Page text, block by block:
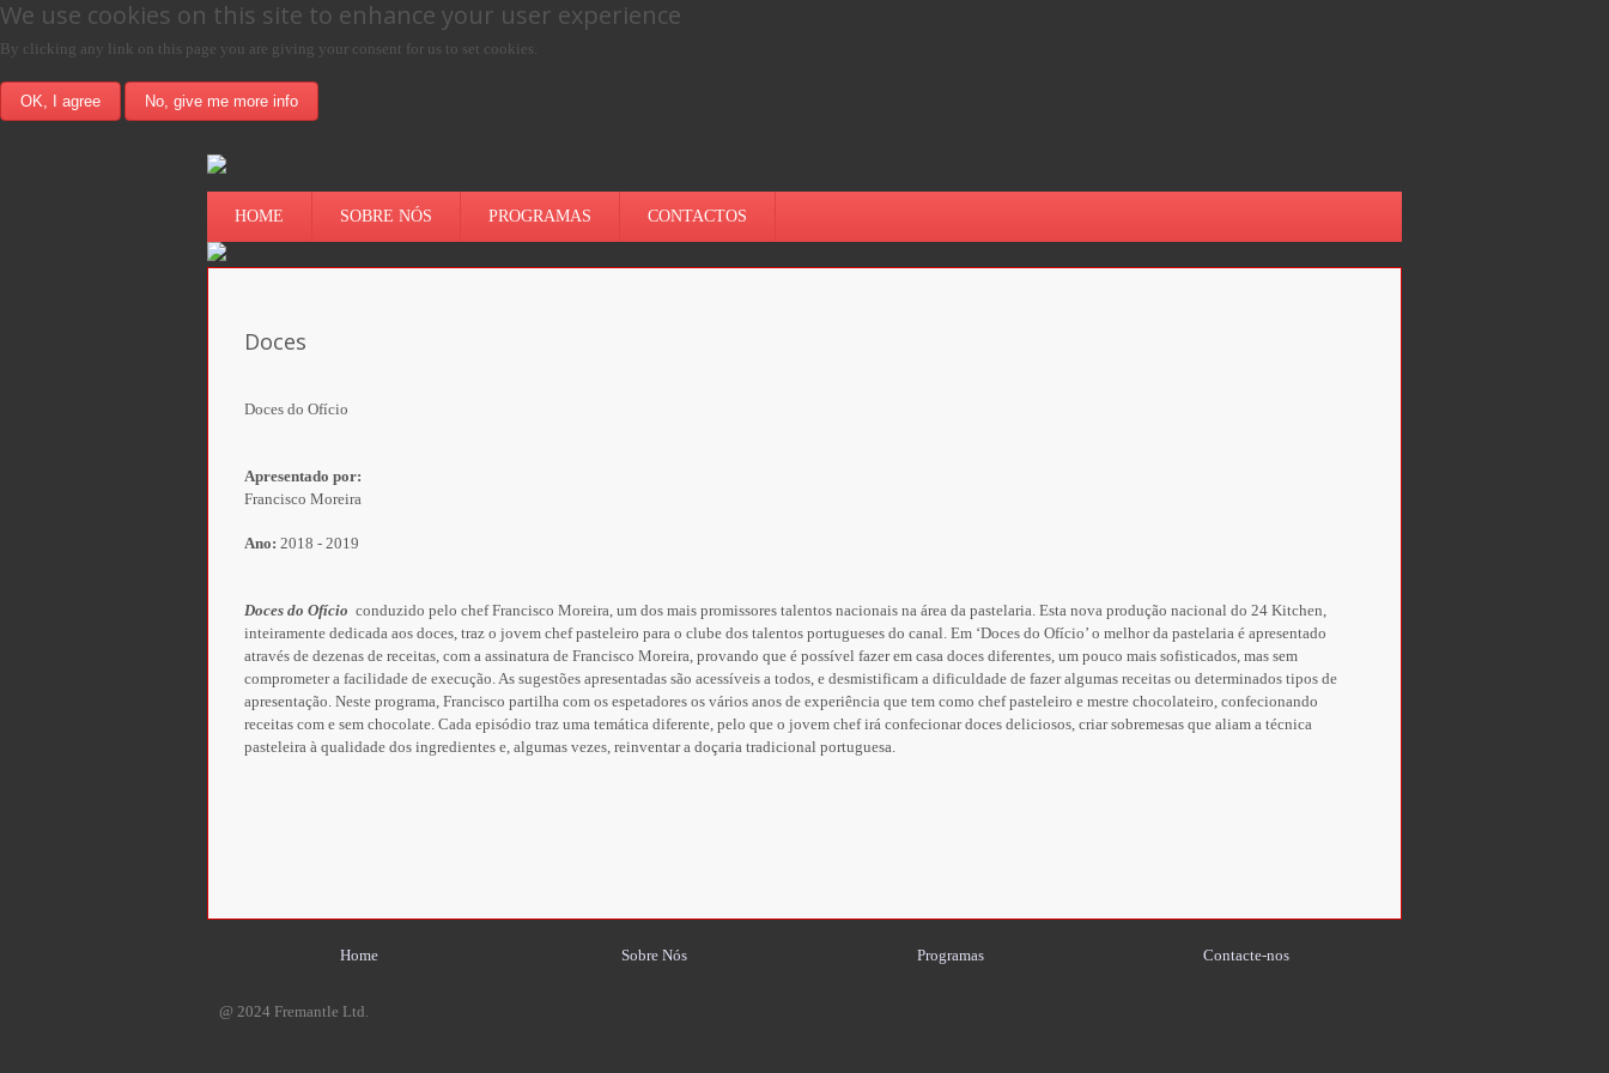
We use cookies on this site to enhance your user experience
By clicking any link on this page you are giving your consent for us to set cookies.
OK, I agree No, give me more info
HOME SOBRE NÓS PROGRAMAS CONTACTOS
Doces
Doces do Ofício
Apresentado por:
Francisco Moreira
Ano: 2018 - 2019
Doces do Ofício conduzido pelo chef Francisco Moreira, um dos mais promissores talentos nacionais na área da pastelaria. Esta nova produção nacional do 24 Kitchen,
inteiramente dedicada aos doces, traz o jovem chef pasteleiro para o clube dos talentos portugueses do canal. Em ‘Doces do Ofício’ o melhor da pastelaria é apresentado
através de dezenas de receitas, com a assinatura de Francisco Moreira, provando que é possível fazer em casa doces diferentes, um pouco mais sofisticados, mas sem
comprometer a facilidade de execução. As sugestões apresentadas são acessíveis a todos, e desmistificam a dificuldade de fazer algumas receitas ou determinados tipos de
apresentação. Neste programa, Francisco partilha com os espetadores os vários anos de experiência que tem como chef pasteleiro e mestre chocolateiro, confecionando
receitas com e sem chocolate. Cada episódio traz uma temática diferente, pelo que o jovem chef irá confecionar doces deliciosos, criar sobremesas que aliam a técnica
pasteleira à qualidade dos ingredientes e, algumas vezes, reinventar a doçaria tradicional portuguesa.
Home Sobre Nós Programas Contacte-nos
@ 2024 Fremantle Ltd.